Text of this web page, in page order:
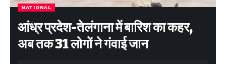
NATIONAL
आंध्र प्रदेश-तेलंगाना में बारिश का कहर,
अब तक 31 लोगों ने गंवाई जान